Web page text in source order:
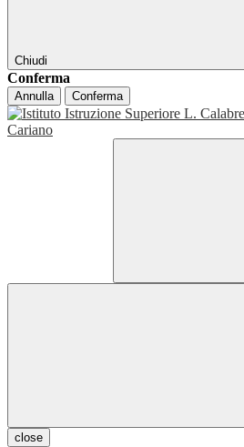
Chiudi
Conferma
Annulla Conferma
close